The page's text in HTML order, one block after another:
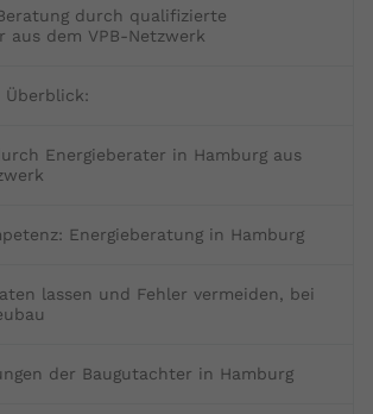
durch qualifizierte
aus dem VPB-Netzwerk
Überblick:
Energieberater in Hamburg aus
Energieberatung in Hamburg
lassen und Fehler vermeiden, bei
der Baugutachter in Hamburg